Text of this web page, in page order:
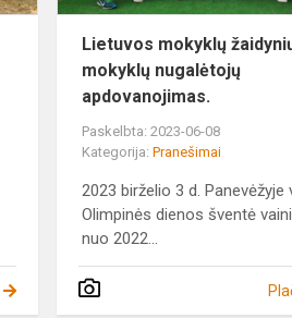
Lietuvos mokyklų
mokyklų nugalėtojų
apdovanojimas.
Paskelbta: 2023-06-08
Kategorija:Pranešimai
2023 birželio 3 d. Panevėžyje
Olimpinės dienos šventė
nuo 2022...